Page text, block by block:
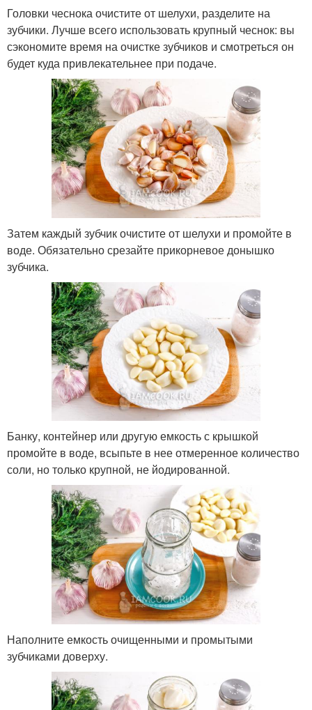
Головки чеснока очистите от шелухи, разделите на
зубчики. Лучше всего использовать крупный чеснок: вы
сэкономите время на очистке зубчиков и смотреться он
будет куда привлекательнее при подаче.
Затем каждый зубчик очистите от шелухи и промойте в
воде. Обязательно срезайте прикорневое донышко
зубчика.
Банку, контейнер или другую емкость с крышкой
промойте в воде, всыпьте в нее отмеренное количество
соли, но только крупной, не йодированной.
Наполните емкость очищенными и промытыми
зубчиками доверху.